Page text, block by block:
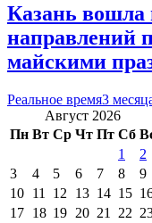
Казань вошла
направлений
майскими
Реальное время3
Август 2026
Пн Вт Ср Чт Пт Сб
1
2
3
4 5 6 7 8
9
10 11 12 13 14 15
17 18 19 20 21 22